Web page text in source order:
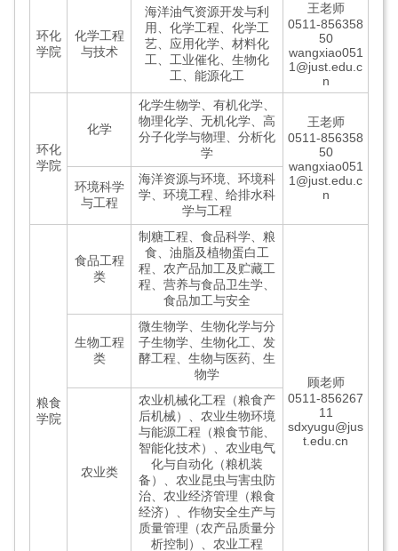
环化
学院
化学工程
与技术
海洋油气资源开发与利
用、化学工程、化学工
艺、应用化学、材料化
工、工业催化、生物化
工、能源化工
王老师
0511-856358
50
wangxiao051
1@just.edu.c
n
环化
学院
化学
化学生物学、有机化学、
物理化学、无机化学、高
分子化学与物理、分析化
学
王老师
0511-856358
50
wangxiao051
1@just.edu.c
n
环境科学
与工程
海洋资源与环境、环境科
学、环境工程、给排水科
学与工程
粮食
学院
食品工程
类
制糖工程、食品科学、粮
食、油脂及植物蛋白工
程、农产品加工及贮藏工
程、营养与食品卫生学、
食品加工与安全
顾老师
0511-856267
11
sdxyugu@jus
t.edu.cn
生物工程
类
微生物学、生物化学与分
子生物学、生物化工、发
酵工程、生物与医药、生
物学
农业类
农业机械化工程（粮食产
后机械）、农业生物环境
与能源工程（粮食节能、
智能化技术）、农业电气
化与自动化（粮机装
备）、农业昆虫与害虫防
治、农业经济管理（粮食
经济）、作物安全生产与
质量管理（农产品质量分
析控制）、农业工程